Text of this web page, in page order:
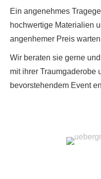
Ein angenehmes
hochwertige Materialien
angenhemer Preis
Wir beraten sie gerne
mit ihrer Traumgaderobe
bevorstehendem Event